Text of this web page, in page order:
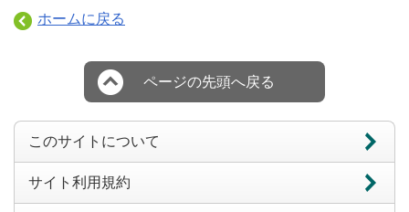
ホームに戻る
ページの先頭へ戻る
このサイトについて
サイト利用規約